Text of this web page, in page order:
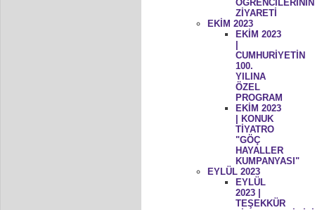
ÖĞRENCİLERİNİN
ZİYARETİ
EKİM 2023
EKİM 2023
CUMHURİYETİN
100.
YILINA
ÖZEL
PROGRAM
EKİM 2023
| KONUK
TİYATRO
"GÖÇ
HAYALLER
KUMPANYASI"
EYLÜL 2023
EYLÜL
2023 |
TEŞEKKÜR